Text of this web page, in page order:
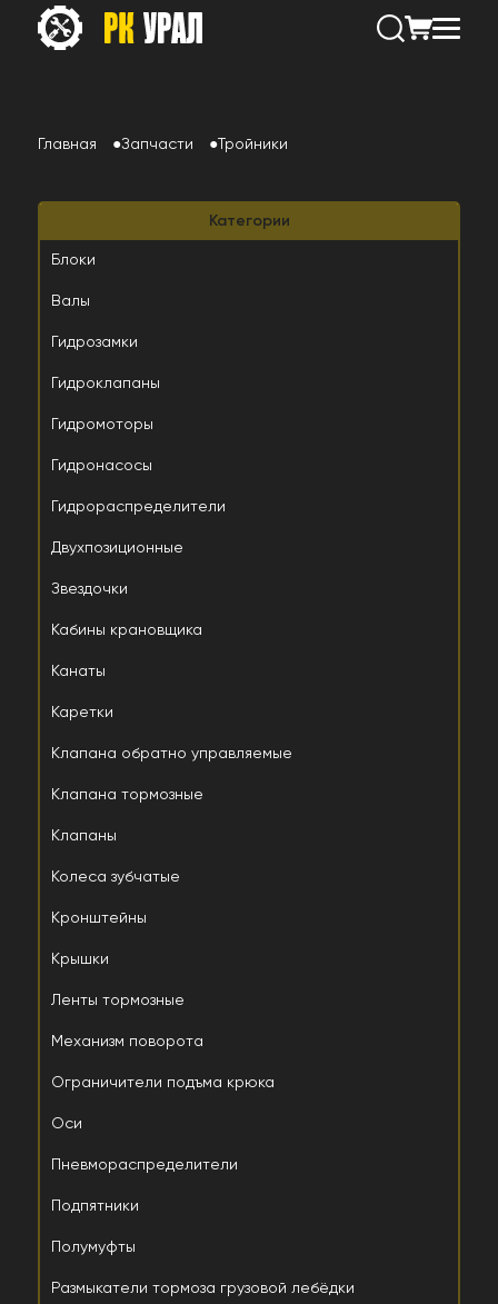
Главная Запчасти Тройники
Категории
Блоки
Валы
Гидрозамки
Гидроклапаны
Гидромоторы
Гидронасосы
Гидрораспределители
Двухпозиционные
Звездочки
Кабины крановщика
Канаты
Каретки
Клапана обратно управляемые
Клапана тормозные
Клапаны
Колеса зубчатые
Кронштейны
Крышки
Ленты тормозные
Механизм поворота
Ограничители подъма крюка
Оси
Пневмораспределители
Подпятники
Полумуфты
Размыкатели тормоза грузовой лебёдки